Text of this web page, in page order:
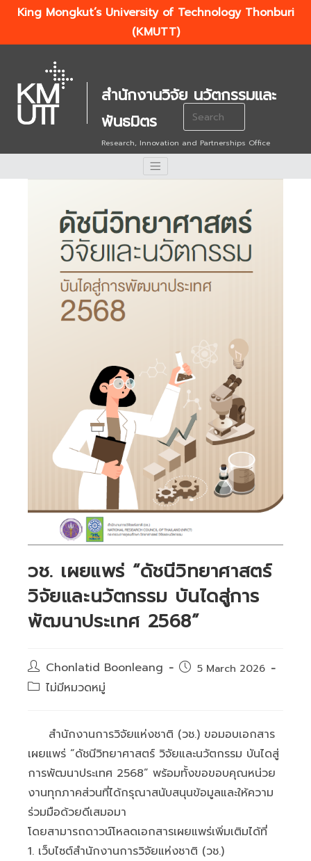
King Mongkut’s University of Technology Thonburi
(KMUTT)
สำนักงานวิจัย นวัตกรรมและ
พันธมิตร
Research, Innovation and Partnerships Office
Search
for:
วช. เผยแพร่ “ดัชนีวิทยาศาสตร์
วิจัยและนวัตกรรม บันไดสู่การ
พัฒนาประเทศ 2568”
Post
author:
Chonlatid Boonleang
Post5 March 2026
Postไม่มีหมวดหมู่
สำนักงานการวิจัยแห่งชาติ (วช.) ขอมอบเอกสาร
เผยแพร่ “ดัชนีวิทยาศาสตร์ วิจัยและนวัตกรรม บันไดสู่
การพัฒนาประเทศ 2568” พร้อมทั้งขอขอบคุณหน่วย
งานทุกภาคส่วนที่ได้กรุณาสนับสนุนข้อมูลและให้ความ
ร่วมมือด้วยดีเสมอมา
โดยสามารถดาวน์โหลดเอกสารเผยแพร่เพิ่มเติมได้ที่
1. เว็บไซต์สำนักงานการวิจัยแห่งชาติ (วช.)